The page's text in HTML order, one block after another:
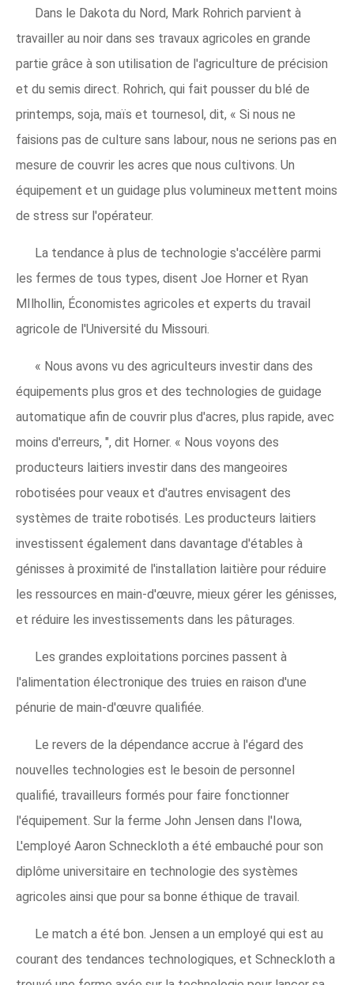
Dans le Dakota du Nord, Mark Rohrich parvient à
travailler au noir dans ses travaux agricoles en grande
partie grâce à son utilisation de l'agriculture de précision
et du semis direct. Rohrich, qui fait pousser du blé de
printemps, soja, maïs et tournesol, dit, « Si nous ne
faisions pas de culture sans labour, nous ne serions pas en
mesure de couvrir les acres que nous cultivons. Un
équipement et un guidage plus volumineux mettent moins
de stress sur l'opérateur.
La tendance à plus de technologie s'accélère parmi
les fermes de tous types, disent Joe Horner et Ryan
MIlhollin, Économistes agricoles et experts du travail
agricole de l'Université du Missouri.
« Nous avons vu des agriculteurs investir dans des
équipements plus gros et des technologies de guidage
automatique afin de couvrir plus d'acres, plus rapide, avec
moins d'erreurs, ", dit Horner. « Nous voyons des
producteurs laitiers investir dans des mangeoires
robotisées pour veaux et d'autres envisagent des
systèmes de traite robotisés. Les producteurs laitiers
investissent également dans davantage d'étables à
génisses à proximité de l'installation laitière pour réduire
les ressources en main-d'œuvre, mieux gérer les génisses,
et réduire les investissements dans les pâturages.
Les grandes exploitations porcines passent à
l'alimentation électronique des truies en raison d'une
pénurie de main-d'œuvre qualifiée.
Le revers de la dépendance accrue à l'égard des
nouvelles technologies est le besoin de personnel
qualifié, travailleurs formés pour faire fonctionner
l'équipement. Sur la ferme John Jensen dans l'Iowa,
L'employé Aaron Schneckloth a été embauché pour son
diplôme universitaire en technologie des systèmes
agricoles ainsi que pour sa bonne éthique de travail.
Le match a été bon. Jensen a un employé qui est au
courant des tendances technologiques, et Schneckloth a